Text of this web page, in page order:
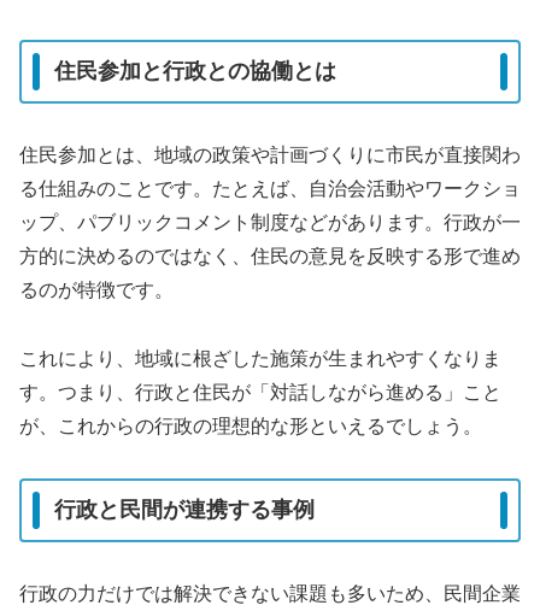
住民参加と行政との協働とは
住民参加とは、地域の政策や計画づくりに市民が直接関わ
る仕組みのことです。たとえば、自治会活動やワークショ
ップ、パブリックコメント制度などがあります。行政が一
方的に決めるのではなく、住民の意見を反映する形で進め
るのが特徴です。
これにより、地域に根ざした施策が生まれやすくなりま
す。つまり、行政と住民が「対話しながら進める」こと
が、これからの行政の理想的な形といえるでしょう。
行政と民間が連携する事例
行政の力だけでは解決できない課題も多いため、民間企業